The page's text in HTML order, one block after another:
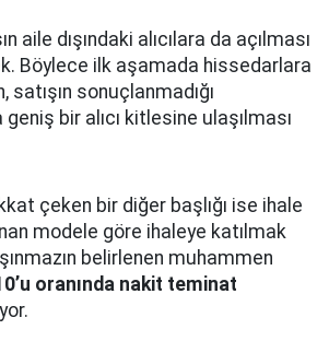
aile dışındaki alıcılara da açılması
Böylece ilk aşamada hissedarlara
satışın sonuçlanmadığı
bir alıcı kitlesine ulaşılması
çeken bir diğer başlığı ise ihale
modele göre ihaleye katılmak
belirlenen muhammen
oranında nakit teminat